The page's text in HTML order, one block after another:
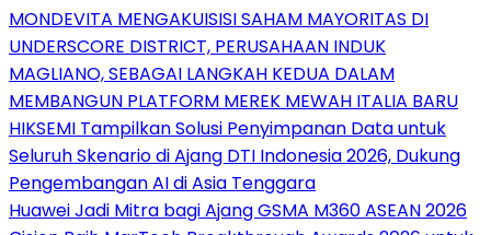
MONDEVITA MENGAKUISISI SAHAM MAYORITAS DI
UNDERSCORE DISTRICT, PERUSAHAAN INDUK
MAGLIANO, SEBAGAI LANGKAH KEDUA DALAM
MEMBANGUN PLATFORM MEREK MEWAH ITALIA BARU
HIKSEMI Tampilkan Solusi Penyimpanan Data untuk
Seluruh Skenario di Ajang DTI Indonesia 2026, Dukung
Pengembangan AI di Asia Tenggara
Huawei Jadi Mitra bagi Ajang GSMA M360 ASEAN 2026